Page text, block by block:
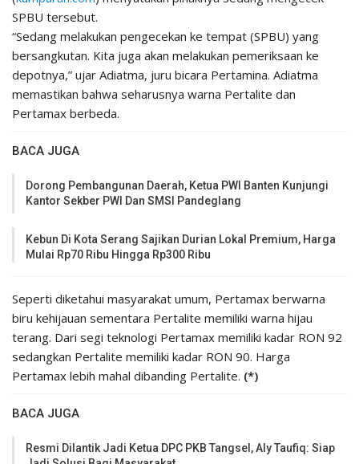
SPBU tersebut.
“Sedang melakukan pengecekan ke tempat (SPBU) yang
bersangkutan. Kita juga akan melakukan pemeriksaan ke
depotnya,” ujar Adiatma, juru bicara Pertamina. Adiatma
memastikan bahwa seharusnya warna Pertalite dan
Pertamax berbeda.
BACA JUGA
Dorong Pembangunan Daerah, Ketua PWI Banten Kunjungi
Kantor Sekber PWI Dan SMSI Pandeglang
Kebun Di Kota Serang Sajikan Durian Lokal Premium, Harga
Mulai Rp70 Ribu Hingga Rp300 Ribu
Seperti diketahui masyarakat umum, Pertamax berwarna
biru kehijauan sementara Pertalite memiliki warna hijau
terang. Dari segi teknologi Pertamax memiliki kadar RON 92
sedangkan Pertalite memiliki kadar RON 90. Harga
Pertamax lebih mahal dibanding Pertalite. (*)
BACA JUGA
Resmi Dilantik Jadi Ketua DPC PKB Tangsel, Aly Taufiq: Siap